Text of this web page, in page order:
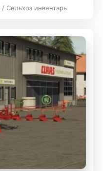
Сельхоз инвентарь